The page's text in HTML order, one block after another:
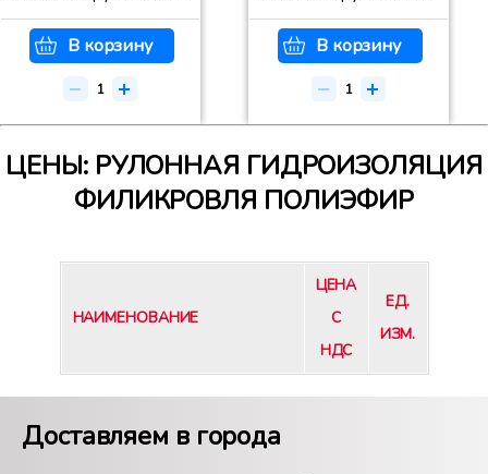
В корзину В корзину
ЦЕНЫ: РУЛОННАЯ ГИДРОИЗОЛЯЦИЯ
ФИЛИКРОВЛЯ ПОЛИЭФИР
НАИМЕНОВАНИЕ
ЦЕНА
С
НДС
ЕД.
ИЗМ.
Доставляем в города